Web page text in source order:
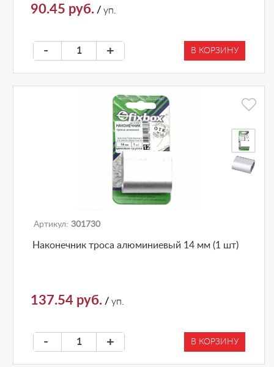
90.45 руб. / уп.
- + В КОРЗИНУ
Артикул: 301730
Наконечник троса алюминиевый 14 мм (1 шт)
137.54 руб. / уп.
- + В КОРЗИНУ